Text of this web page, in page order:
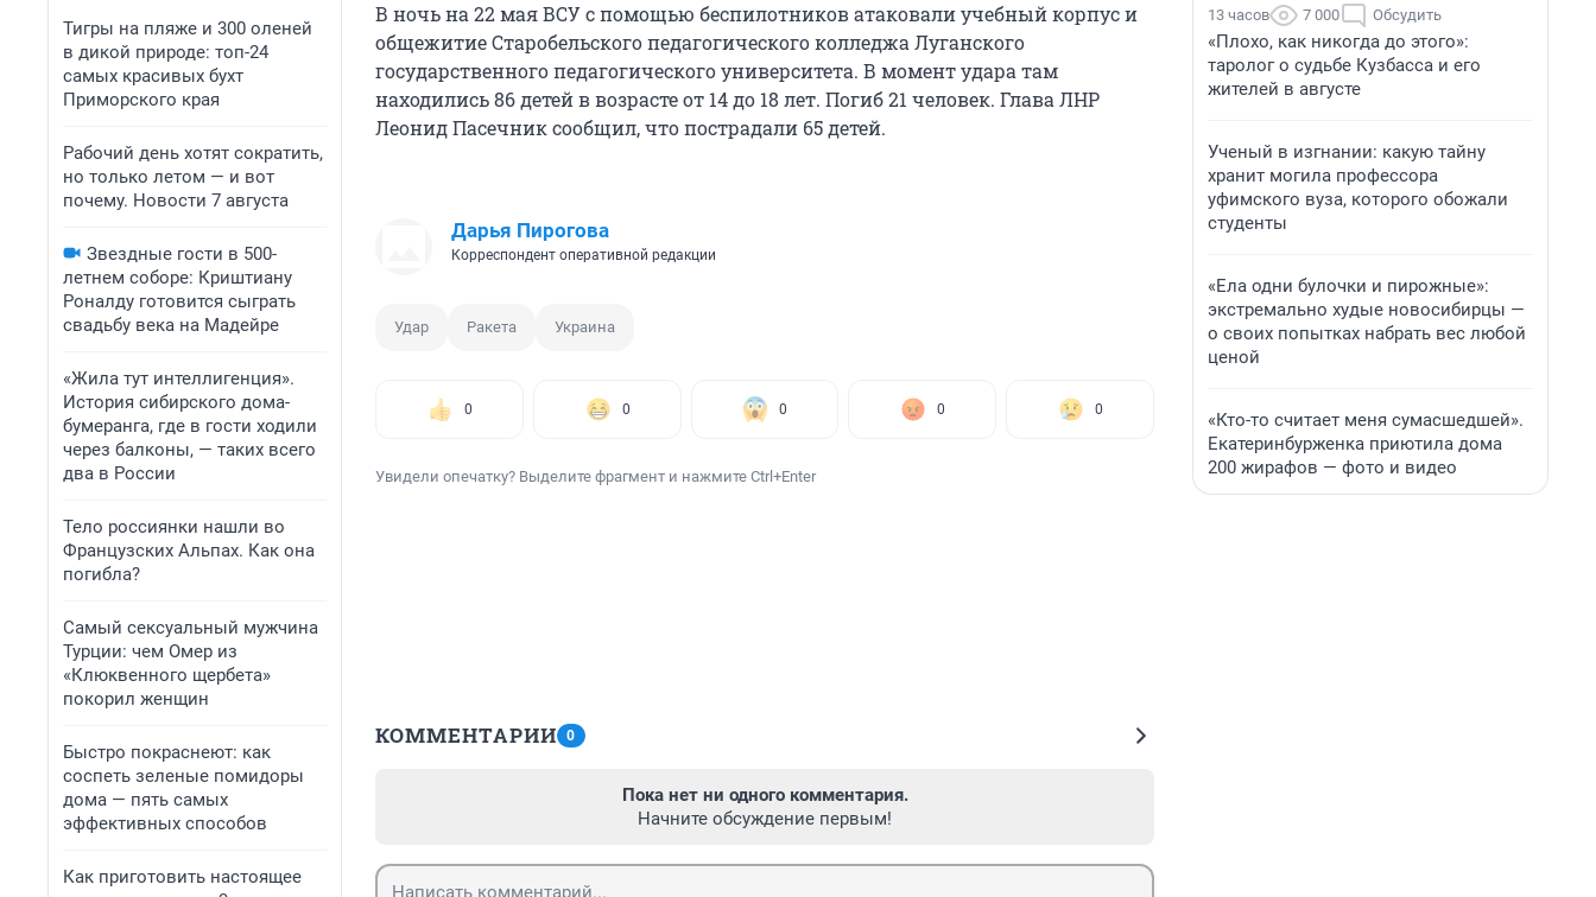
Тигры на пляже и 300 оленей
в дикой природе: топ-24
самых красивых бухт
Приморского края
Рабочий день хотят сократить,
но только летом — и вот
почему. Новости 7 августа
Звездные гости в 500-
летнем соборе: Криштиану
Роналду готовится сыграть
свадьбу века на Мадейре
«Жила тут интеллигенция».
История сибирского дома-
бумеранга, где в гости ходили
через балконы, — таких всего
два в России
Тело россиянки нашли во
Французских Альпах. Как она
погибла?
Самый сексуальный мужчина
Турции: чем Омер из
«Клюквенного щербета»
покорил женщин
Быстро покраснеют: как
соспеть зеленые помидоры
дома — пять самых
эффективных способов
Как приготовить настоящее
В ночь на 22 мая ВСУ с помощью беспилотников атаковали учебный корпус и
общежитие Старобельского педагогического колледжа Луганского
государственного педагогического университета. В момент удара там
находились 86 детей в возрасте от 14 до 18 лет. Погиб 21 человек. Глава ЛНР
Леонид Пасечник сообщил, что пострадали 65 детей.
Дарья Пирогова
Корреспондент оперативной редакции
Удар Ракета Украина
0 0 0 0 0
Увидели опечатку? Выделите фрагмент и нажмите Ctrl+Enter
КОММЕНТАРИИ 0
Пока нет ни одного комментария.
Начните обсуждение первым!
13 часов 7 000 Обсудить
«Плохо, как никогда до этого»:
таролог о судьбе Кузбасса и его
жителей в августе
Ученый в изгнании: какую тайну
хранит могила профессора
уфимского вуза, которого обожали
студенты
«Ела одни булочки и пирожные»:
экстремально худые новосибирцы —
о своих попытках набрать вес любой
ценой
«Кто-то считает меня сумасшедшей».
Екатеринбурженка приютила дома
200 жирафов — фото и видео